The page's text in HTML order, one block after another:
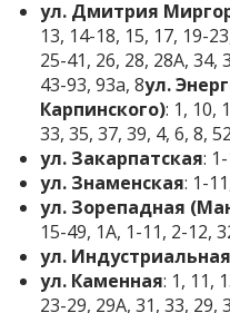
ул. Дмитрия
13, 14-18, 15, 17, 19-
25-41, 26, 28, 28А, 34,
43-93, 93а, 8ул.
Карпинского): 1, 10,
33, 35, 37, 39, 4, 6, 8,
ул. Закарпатская:
ул. Знаменская: 1-
ул. Зорепадная
15-49, 1A, 1-11, 2-12,
ул. Индустриальная
ул. Каменная: 1, 11,
23-29, 29А, 31, 33, 29,